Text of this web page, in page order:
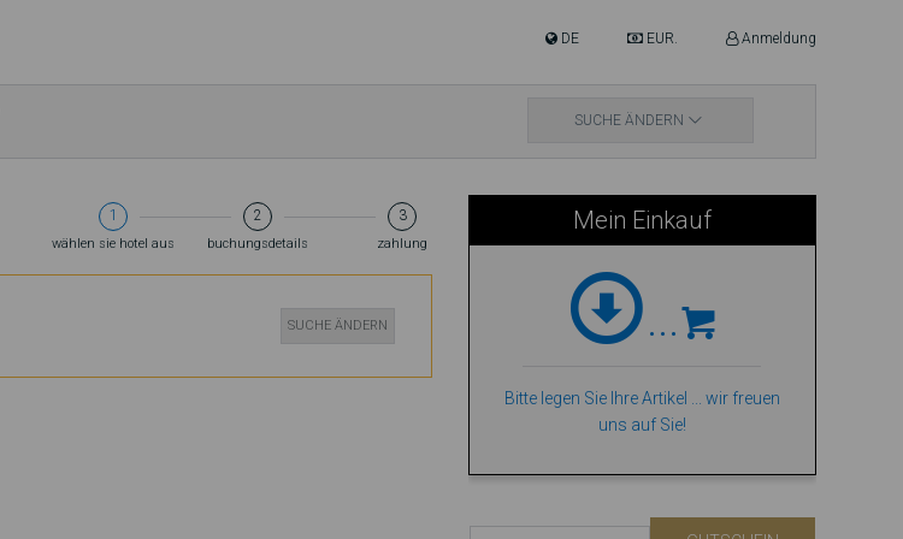
DE EUR. Anmeldung
SUCHE ÄNDERN
Mein Einkauf
...
Bitte legen Sie Ihre Artikel ... wir freuen
uns auf Sie!
1
wählen sie hotel aus
2
buchungsdetails
3
zahlung
SUCHE ÄNDERN